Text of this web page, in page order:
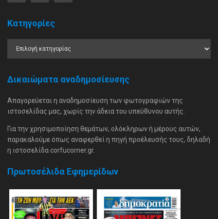
Κατηγορίες
Δικαιώματα αναδημοσίευσης
Απαγορεύεται η αναδημοσίευση των φωτογραφιών της
ιστοσελίδας μας, χωρίς την άδεια του υπεύθυνου αυτής.
Για την χρησιμοποίηση θεμάτων, ολόκληρων ή μέρους αυτών,
παρακαλούμε όπως αναφερθεί η πηγή προέλευσής τους, δηλαδή
η ιστοσελίδα corfucorner.gr.
Πρωτοσέλιδα Εφημερίδων